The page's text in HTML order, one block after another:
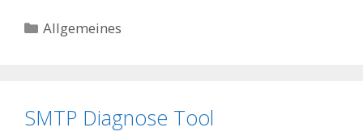
Categories
Allgemeines
SMTP Diagnose Tool